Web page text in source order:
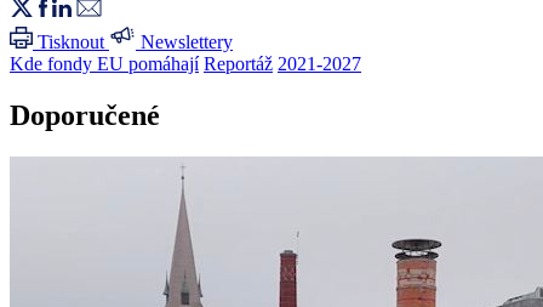
Tisknout
Newslettery
Kde fondy EU pomáhají Reportáž 2021-2027
Doporučené